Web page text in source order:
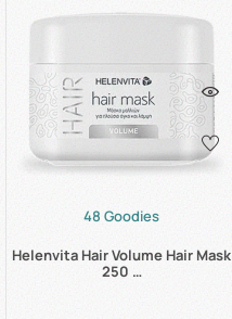
48 Goodies
Helenvita Hair Volume Hair Mask
250 …